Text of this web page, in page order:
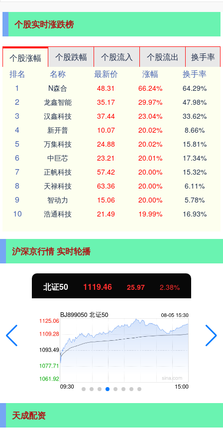
个股实时涨跌榜
个股涨幅 个股跌幅 个股流入 个股流出
换手率
排名
名称 最新价 涨幅
换手率
1
N森合 48.31 66.24% 64.29%
2 龙鑫智能 35.17 29.97% 47.98%
3 汉鑫科技 37.44 23.04% 33.62%
4 新开普 10.07 20.02% 8.66%
5 万集科技 24.88 20.02% 15.81%
6 中巨芯 23.21 20.01% 17.34%
7 正帆科技 57.42 20.00% 15.32%
8 天禄科技 63.36 20.00% 6.11%
9 智动力 15.06 20.00% 5.78%
10 浩通科技 21.49 19.99% 16.93%
沪深京行情 实时轮播
北证50 1119.46 25.97 2.38%
天成配资